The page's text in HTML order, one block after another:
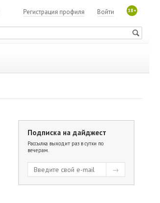
18+
Войти
Регистрация профиля
Подписка на дайджест
Рассылка выходит раз в сутки по
вечерам.